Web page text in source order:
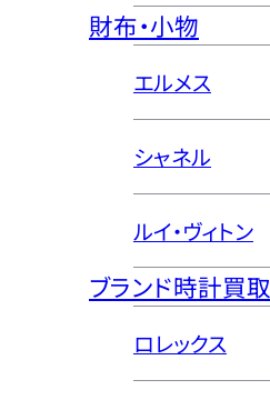
財布・小物
エルメス
シャネル
ルイ・ヴィトン
ブランド時計買取
ロレックス